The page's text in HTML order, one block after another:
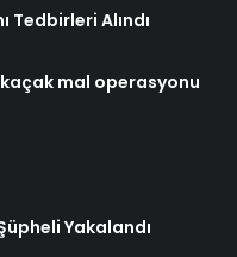
Tedbirleri Alındı
mal operasyonu
Yakalandı